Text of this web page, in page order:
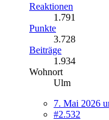
Reaktionen
1.791
Punkte
3.728
Beiträge
1.934
Wohnort
Ulm
7. Mai 2026
#2.532